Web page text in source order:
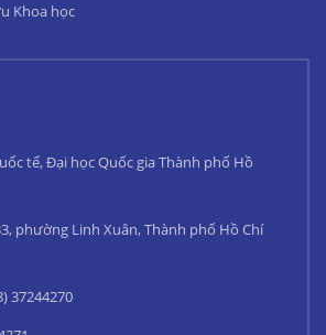
Khoa học
tế, Đại học Quốc gia Thành phố Hồ
phường Linh Xuân, Thành phố Hồ Chí
37244270